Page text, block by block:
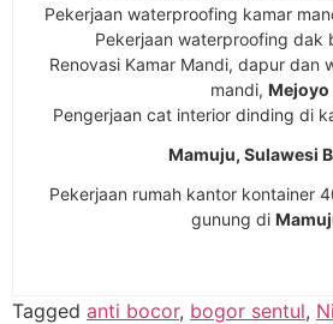
Pekerjaan waterproofing kamar
Pekerjaan waterproofing dak
Renovasi Kamar Mandi, dapur dan
mandi, Mejoyo
Pengerjaan cat interior dinding di
Mamuju, Sulawesi
Pekerjaan rumah kantor kontainer
gunung di
Tagged anti bocor, bogor sentul,